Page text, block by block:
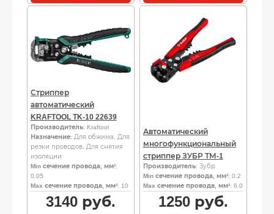
Стриппер
автоматический
KRAFTOOL TK-10 22639
Производитель: Kraftool
Назначение: Для обжима, Для
резки проводов, Для снятия
изоляции
Min сечение провода, мм²:
0.05
Max сечение провода, мм²: 10
3140руб.
Автоматический
многофункциональный
стриппер ЗУБР ТМ-1
Производитель: Зубр
Min сечение провода, мм²: 0.2
Max сечение провода, мм²: 6.0
1250руб.